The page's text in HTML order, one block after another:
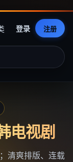
登录 注册
电视剧
清爽排版、连载